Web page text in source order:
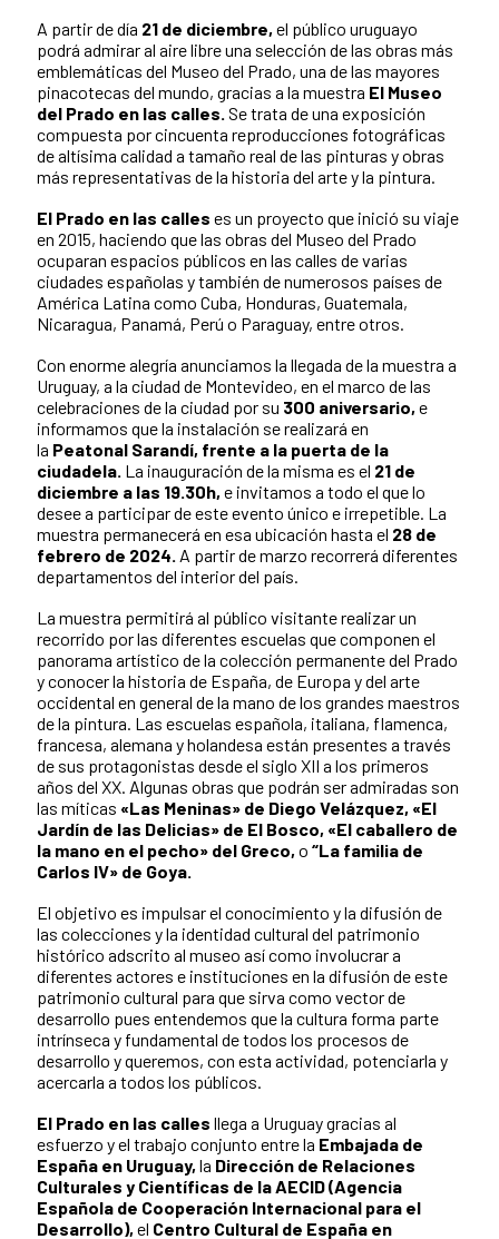
A partir de día 21 de diciembre, el público uruguayo
podrá admirar al aire libre una selección de las obras más
emblemáticas del Museo del Prado, una de las mayores
pinacotecas del mundo, gracias a la muestra El Museo
del Prado en las calles. Se trata de una exposición
compuesta por cincuenta reproducciones fotográficas
de altísima calidad a tamaño real de las pinturas y obras
más representativas de la historia del arte y la pintura.
El Prado en las calles es un proyecto que inició su viaje
en 2015, haciendo que las obras del Museo del Prado
ocuparan espacios públicos en las calles de varias
ciudades españolas y también de numerosos países de
América Latina como Cuba, Honduras, Guatemala,
Nicaragua, Panamá, Perú o Paraguay, entre otros.
Con enorme alegría anunciamos la llegada de la muestra a
Uruguay, a la ciudad de Montevideo, en el marco de las
celebraciones de la ciudad por su 300 aniversario, e
informamos que la instalación se realizará en
la Peatonal Sarandí, frente a la puerta de la
ciudadela. La inauguración de la misma es el 21 de
diciembre a las 19.30h, e invitamos a todo el que lo
desee a participar de este evento único e irrepetible. La
muestra permanecerá en esa ubicación hasta el 28 de
febrero de 2024. A partir de marzo recorrerá diferentes
departamentos del interior del país.
La muestra permitirá al público visitante realizar un
recorrido por las diferentes escuelas que componen el
panorama artístico de la colección permanente del Prado
y conocer la historia de España, de Europa y del arte
occidental en general de la mano de los grandes maestros
de la pintura. Las escuelas española, italiana, flamenca,
francesa, alemana y holandesa están presentes a través
de sus protagonistas desde el siglo XII a los primeros
años del XX. Algunas obras que podrán ser admiradas son
las míticas «Las Meninas» de Diego Velázquez, «El
Jardín de las Delicias» de El Bosco, «El caballero de
la mano en el pecho» del Greco, o “La familia de
Carlos IV» de Goya.
El objetivo es impulsar el conocimiento y la difusión de
las colecciones y la identidad cultural del patrimonio
histórico adscrito al museo así como involucrar a
diferentes actores e instituciones en la difusión de este
patrimonio cultural para que sirva como vector de
desarrollo pues entendemos que la cultura forma parte
intrínseca y fundamental de todos los procesos de
desarrollo y queremos, con esta actividad, potenciarla y
acercarla a todos los públicos.
El Prado en las calles llega a Uruguay gracias al
esfuerzo y el trabajo conjunto entre la Embajada de
España en Uruguay, la Dirección de Relaciones
Culturales y Científicas de la AECID (Agencia
Española de Cooperación Internacional para el
Desarrollo), el Centro Cultural de España en